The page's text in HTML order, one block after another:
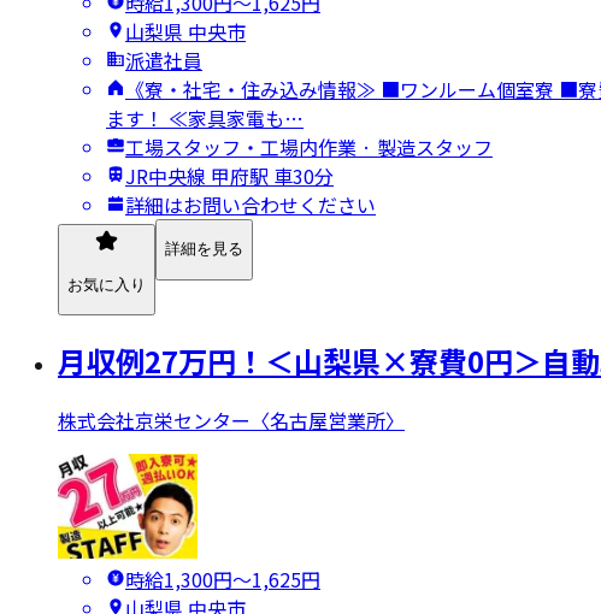
山梨県 中央市
派遣社員
《寮・社宅・住み込み情報≫ ■ワンルーム個室寮 ■
ます！ ≪家具家電も…
工場スタッフ・工場内作業 · 製造スタッフ
JR中央線 甲府駅 車30分
詳細はお問い合わせください
お気に入り
詳細を見る
月収例27万円！＜山梨県×寮費0円＞自
株式会社京栄センター〈名古屋営業所〉
時給1,300円〜1,625円
山梨県 中央市